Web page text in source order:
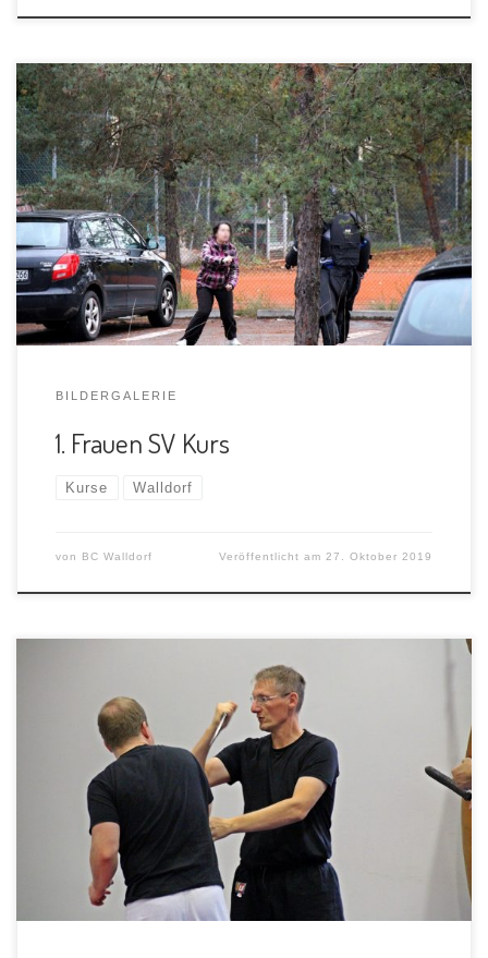
zu den Kursen
BILDERGALERIE
1. Frauen SV Kurs
Kurse Walldorf
von BC Walldorf Veröffentlicht am27. Oktober 2019
Am 05.10.2019 fand in Walldorf der 1. Messerlehrgang
statt. In diesem wurden die Themen: Waffengesetze
Wie wird man mit einem […]